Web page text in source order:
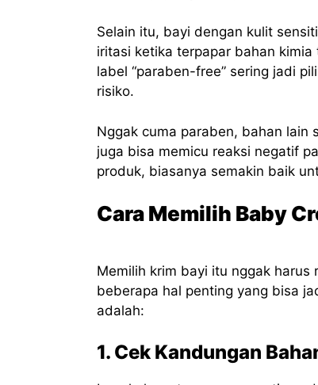
Selain itu, bayi dengan kulit
iritasi ketika terpapar bahan
label “paraben-free” sering jadi
risiko.
Nggak cuma paraben, bahan
juga bisa memicu reaksi negatif
produk, biasanya semakin baik
Cara Memilih Baby
Memilih krim bayi itu nggak harus
beberapa hal penting yang bisa
adalah:
1. Cek Kandungan